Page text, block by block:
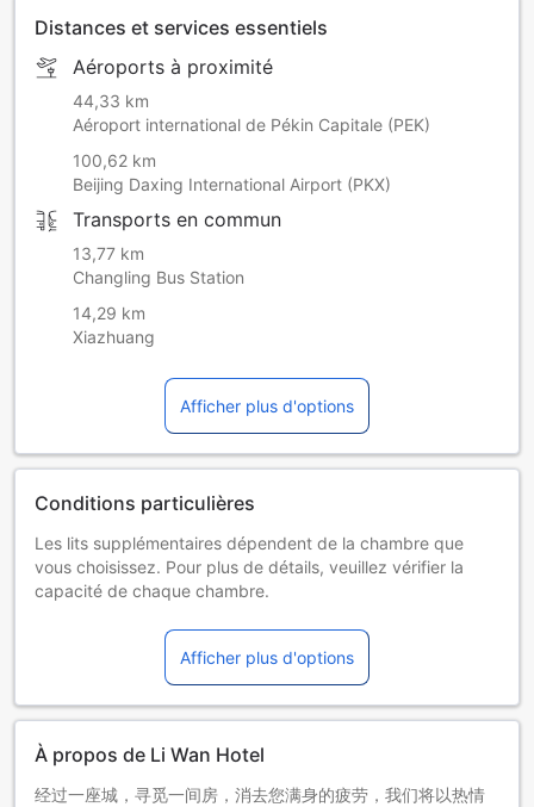
Distances et services essentiels
Aéroports à proximité
44,33 km
Aéroport international de Pékin Capitale (PEK)
100,62 km
Beijing Daxing International Airport (PKX)
Transports en commun
13,77 km
Changling Bus Station
14,29 km
Xiazhuang
Afficher plus d'options
Conditions particulières
Les lits supplémentaires dépendent de la chambre que
vous choisissez. Pour plus de détails, veuillez vérifier la
capacité de chaque chambre.
peuvent s'appliquer si vous réservez plus de 5 chambres
Afficher plus d'options
À propos de Li Wan Hotel
经过一座城，寻觅一间房，消去您满身的疲劳，我们将以热情